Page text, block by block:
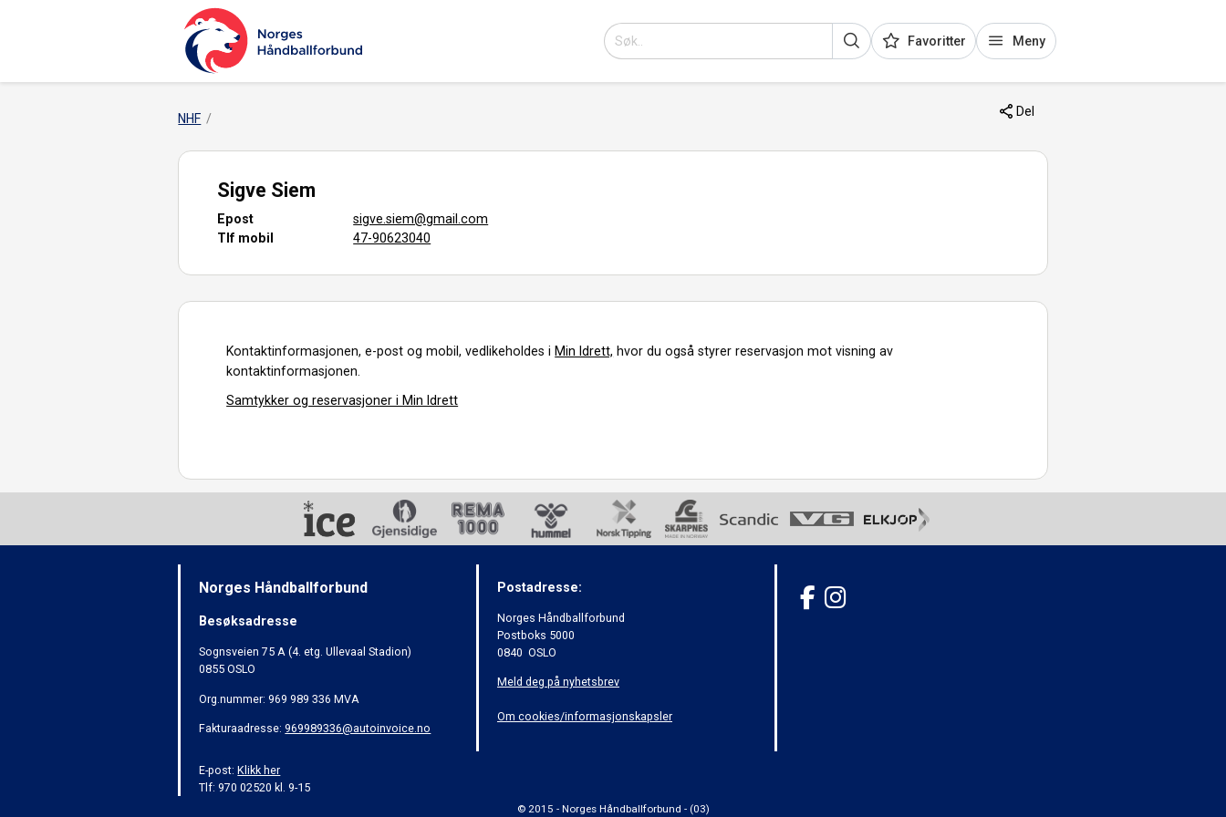
Favoritter Meny
NHF Del
Sigve Siem
Epost
sigve.siem@gmail.com
Tlf mobil
47-90623040
Kontaktinformasjonen, e-post og mobil, vedlikeholdes i Min Idrett, hvor du også styrer reservasjon mot visning av
kontaktinformasjonen.
Samtykker og reservasjoner i Min Idrett
Norges Håndballforbund
Besøksadresse
Sognsveien 75 A (4. etg. Ullevaal Stadion)
0855 OSLO
Org.nummer: 969 989 336 MVA
Fakturaadresse:969989336@autoinvoice.no
E-post:Klikk her
Tlf: 970 02520 kl. 9-15
Postadresse:
Norges Håndballforbund
Postboks 5000
0840 OSLO
Meld deg på nyhetsbrev
Om cookies/informasjonskapsler
© 2015 - Norges Håndballforbund - (03)